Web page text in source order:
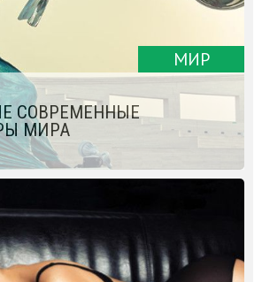
МИР
СОВРЕМЕННЫЕ
МИРА